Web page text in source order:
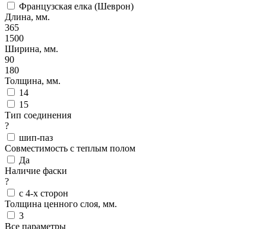
Французская елка (Шеврон)
Длина, мм.
365
1500
Ширина, мм.
90
180
Толщина, мм.
14
15
Тип соединения
?
шип-паз
Совместимость с теплым полом
Да
Наличие фаски
?
с 4-х сторон
Толщина ценного слоя, мм.
3
Все параметры